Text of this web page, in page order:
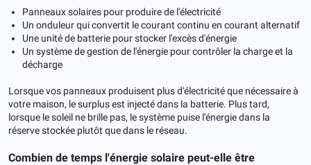
Panneaux solaires pour produire de l'électricité
Un onduleur qui convertit le courant continu en courant alternatif
Une unité de batterie pour stocker l'excès d'énergie
Un système de gestion de l'énergie pour contrôler la charge et la
décharge
Lorsque vos panneaux produisent plus d'électricité que nécessaire à
votre maison, le surplus est injecté dans la batterie. Plus tard,
lorsque le soleil ne brille pas, le système puise l'énergie dans la
réserve stockée plutôt que dans le réseau.
Combien de temps l'énergie solaire peut-elle être